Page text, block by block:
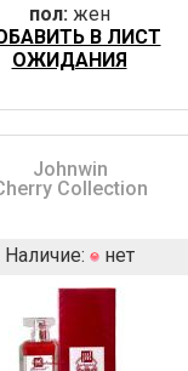
пол: жен
В ЛИСТ
ОЖИДАНИЯ
Johnwin
Collection
Наличие: нет